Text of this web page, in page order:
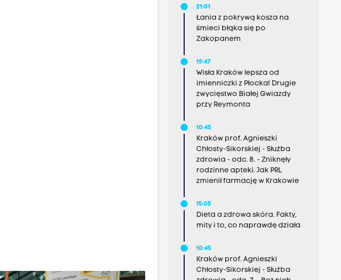
21:01
Łania z pokrywą kosza na
śmieci błąka się po
Zakopanem
19:47
Wisła Kraków lepsza od
imienniczki z Płocka! Drugie
zwycięstwo Białej Gwiazdy
przy Reymonta
10:45
Kraków prof. Agnieszki
Chłosty-Sikorskiej - Służba
zdrowia - odc. 8. - Zniknęły
rodzinne apteki. Jak PRL
zmienił farmację w Krakowie
15:05
Dieta a zdrowa skóra. Fakty,
mity i to, co naprawdę działa
10:45
Kraków prof. Agnieszki
Chłosty-Sikorskiej - Służba